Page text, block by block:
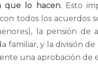
que lo hacen. Esto
todos los acuerdos
la pensión de
familiar, y la división de
una aprobación de